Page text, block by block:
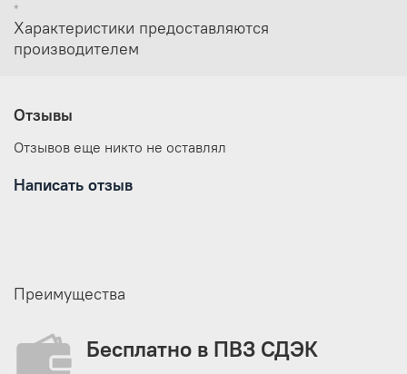
*
Характеристики предоставляются
производителем
Отзывы
Отзывов еще никто не оставлял
Написать отзыв
Преимущества
Бесплатно в ПВЗ СДЭК